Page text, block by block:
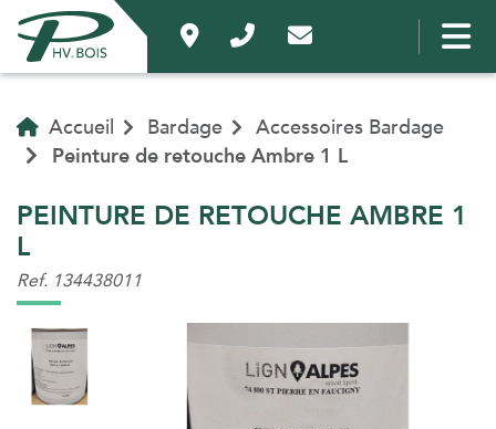
Accueil Bardage
Accessoires Bardage
Peinture de retouche Ambre 1 L
PEINTURE DE RETOUCHE AMBRE 1
L
Ref. 134438011